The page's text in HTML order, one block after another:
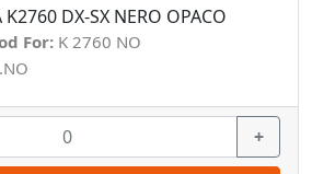
K2760 DX-SX NERO OPACO
For: K 2760 NO
+